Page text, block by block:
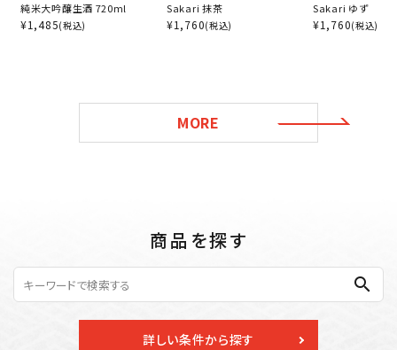
純米大吟醸生酒 720ml
¥1,485(税込)
Sakari 抹茶
¥1,760(税込)
Sakari ゆず
¥1,760(税込)
MORE
商品を探す
search
詳しい条件から探す